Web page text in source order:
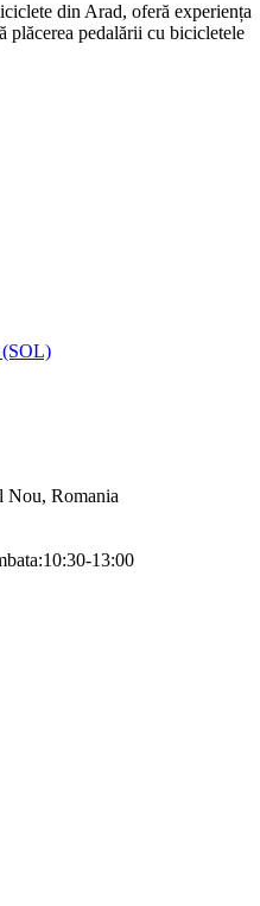
din Arad, oferă experiența
plăcerea pedalării cu bicicletele
(SOL)
Nou, Romania
13:00